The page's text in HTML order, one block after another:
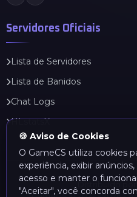
Servidores Oficiais
Lista de Servidores
Lista de Banidos
Chat Logs
HLstatsX
Distribuído por
🍪 Aviso de Cookies
O GameCS utiliza cookies
experiência, exibir
acesso e manter o
"Aceitar", você concorda